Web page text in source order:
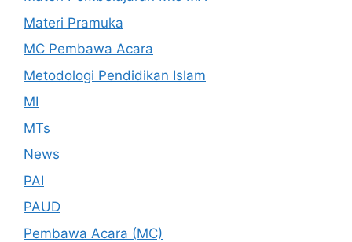
Materi Pramuka
MC Pembawa Acara
Metodologi Pendidikan Islam
MI
MTs
News
PAI
PAUD
Pembawa Acara (MC)